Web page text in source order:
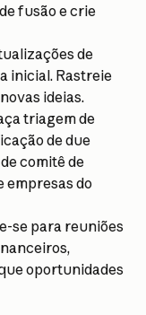
fusão e crie
de
inicial. Rastreie
ideias.
triagem de
de due
comitê de
empresas do
se para reuniões
oportunidades